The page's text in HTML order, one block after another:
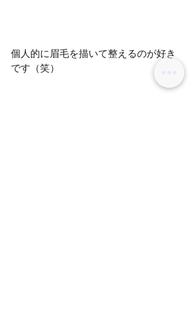
個人的に眉毛を描いて整えるのが好き
です（笑）